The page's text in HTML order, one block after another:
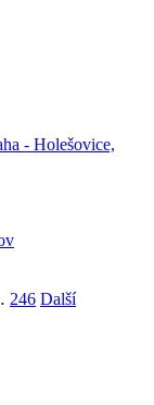
- Holešovice,
246 Další